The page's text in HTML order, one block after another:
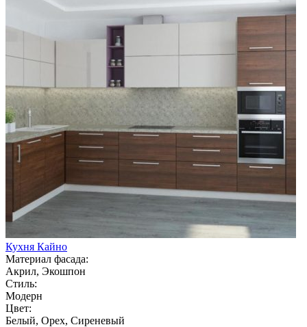
Кухня Кайно
Материал фасада:
Акрил, Экошпон
Стиль:
Модерн
Цвет:
Белый, Орех, Сиреневый